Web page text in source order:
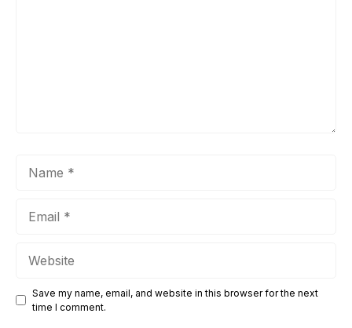
Save my name, email, and website in this browser for the next
time I comment.